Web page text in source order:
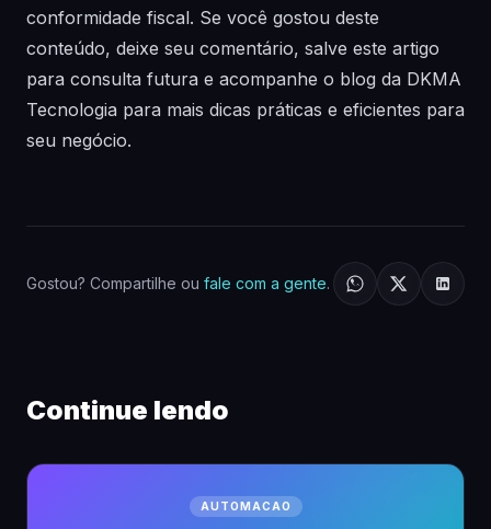
conformidade fiscal. Se você gostou deste
conteúdo, deixe seu comentário, salve este artigo
para consulta futura e acompanhe o blog da DKMA
Tecnologia para mais dicas práticas e eficientes para
seu negócio.
Gostou? Compartilhe ou fale com a gente.
Continue lendo
AUTOMACAO